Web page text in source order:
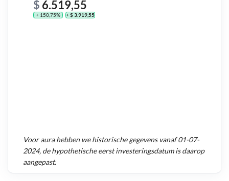
$ 6.519,55
+ 150,75% + $ 3.919,55
Vooraurahebben we historische gegevens vanaf01-07-
2024, de hypothetische eerst investeringsdatum is daarop
aangepast.